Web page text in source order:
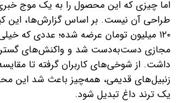
اما چیزی که این محصول را به یک موج
طراحی آن نیست. بر اساس گزارش‌ها، این
۱۲۰ میلیون تومان عرضه شده؛ عددی که
مجازی دست‌به‌دست شد و واکنش‌های
داشت. از شوخی‌های کاربران گرفته تا
زنبیل‌های قدیمی، همه‌چیز باعث شد این
یک ترند داغ تبدیل شود.